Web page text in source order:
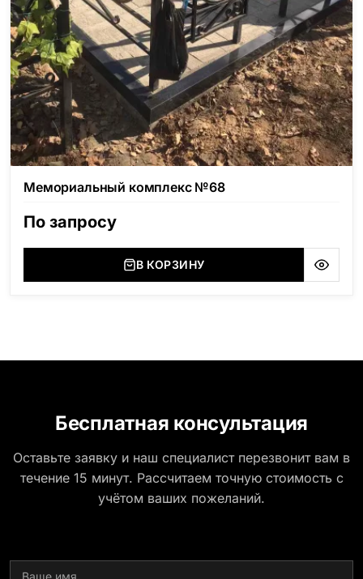
Мемориальный комплекс №68
По запросу
В КОРЗИНУ
Бесплатная консультация
Оставьте заявку и наш специалист перезвонит вам в
течение 15 минут. Рассчитаем точную стоимость с
учётом ваших пожеланий.